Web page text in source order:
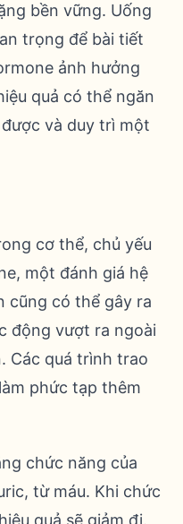
bền vững. Uống
trọng để bài tiết
ảnh hưởng
quả có thể ngăn
và duy trì một
cơ thể, chủ yếu
một đánh giá hệ
cũng có thể gây ra
động vượt ra ngoài
Các quá trình trao
phức tạp thêm
chức năng của
từ máu. Khi chức
quả sẽ giảm đi.